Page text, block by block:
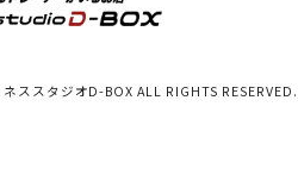
ススタジオD-BOX ALL RIGHTS RESERVED.